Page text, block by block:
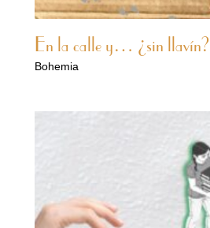
En la calle y… ¿sin llavín?
Bohemia